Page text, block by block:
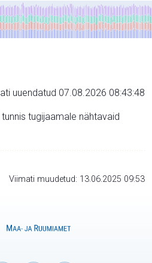
uuendatud 07.08.2026 08:43:48
tugijaamale nähtavaid
Viimati muudetud: 13.06.2025 09:53